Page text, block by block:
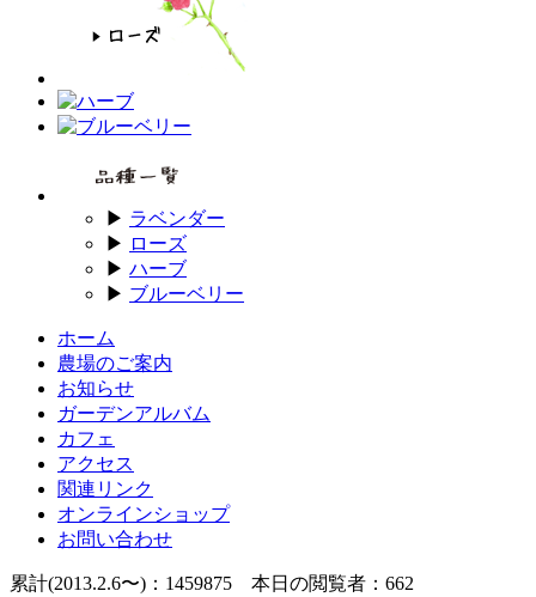
▶ ラベンダー
▶ ローズ
▶ ハーブ
▶ ブルーベリー
ホーム
農場のご案内
お知らせ
ガーデンアルバム
カフェ
アクセス
関連リンク
オンラインショップ
お問い合わせ
累計(2013.2.6〜)：1459875 本日の閲覧者：662